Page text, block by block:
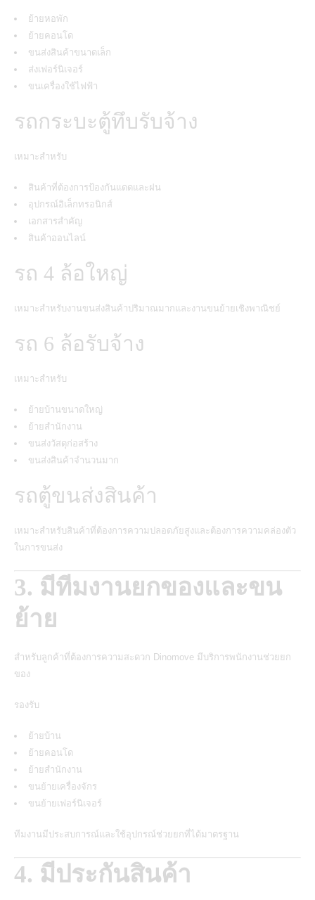
ย้ายหอพัก
ย้ายคอนโด
ขนส่งสินค้าขนาดเล็ก
ส่งเฟอร์นิเจอร์
ขนเครื่องใช้ไฟฟ้า
รถกระบะตู้ทึบรับจ้าง
เหมาะสำหรับ
สินค้าที่ต้องการป้องกันแดดและฝน
อุปกรณ์อิเล็กทรอนิกส์
เอกสารสำคัญ
สินค้าออนไลน์
รถ 4 ล้อใหญ่
เหมาะสำหรับงานขนส่งสินค้าปริมาณมากและงานขนย้ายเชิงพาณิชย์
รถ 6 ล้อรับจ้าง
เหมาะสำหรับ
ย้ายบ้านขนาดใหญ่
ย้ายสำนักงาน
ขนส่งวัสดุก่อสร้าง
ขนส่งสินค้าจำนวนมาก
รถตู้ขนส่งสินค้า
เหมาะสำหรับสินค้าที่ต้องการความปลอดภัยสูงและต้องการความคล่องตัว
ในการขนส่ง
3. มีทีมงานยกของและขน
ย้าย
สำหรับลูกค้าที่ต้องการความสะดวก Dinomove มีบริการพนักงานช่วยยก
ของ
รองรับ
ย้ายบ้าน
ย้ายคอนโด
ย้ายสำนักงาน
ขนย้ายเครื่องจักร
ขนย้ายเฟอร์นิเจอร์
ทีมงานมีประสบการณ์และใช้อุปกรณ์ช่วยยกที่ได้มาตรฐาน
4. มีประกันสินค้า